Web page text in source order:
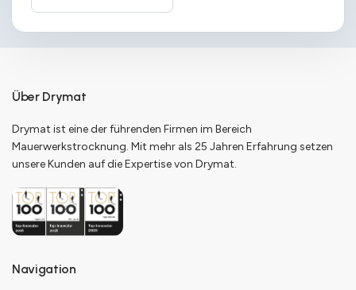
Über Drymat
Drymat ist eine der führenden Firmen im Bereich
Mauerwerkstrocknung. Mit mehr als 25 Jahren Erfahrung setzen
unsere Kunden auf die Expertise von Drymat.
Navigation